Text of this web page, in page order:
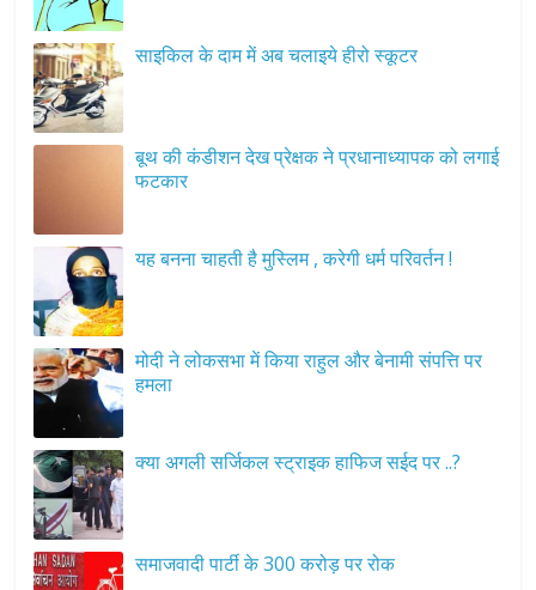
साइकिल के दाम में अब चलाइये हीरो स्कूटर
बूथ की कंडीशन देख प्रेक्षक ने प्रधानाध्यापक को लगाई
फटकार
यह बनना चाहती है मुस्लिम , करेगी धर्म परिवर्तन !
मोदी ने लोकसभा में किया राहुल और बेनामी संपत्ति पर
हमला
क्या अगली सर्जिकल स्ट्राइक हाफिज सईद पर ..?
समाजवादी पार्टी के 300 करोड़ पर रोक